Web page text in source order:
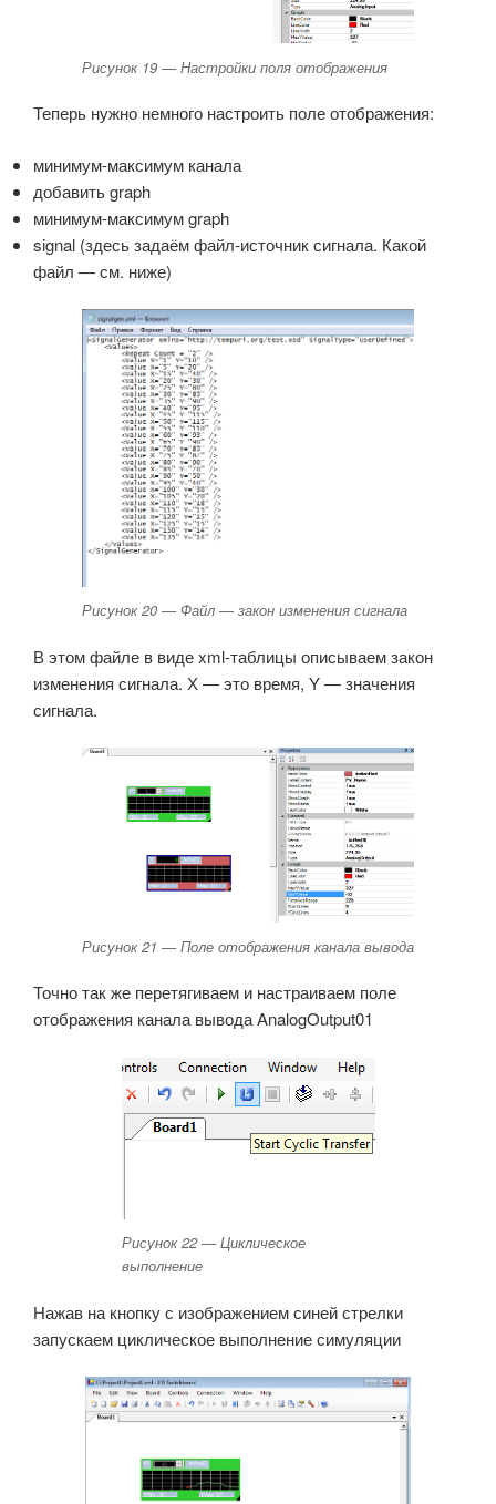
Рисунок 19 — Настройки поля отображения
Теперь нужно немного настроить поле отображения:
минимум-максимум канала
добавить graph
минимум-максимум graph
signal (здесь задаём файл-источник сигнала. Какой
файл — см. ниже)
Рисунок 20 — Файл — закон изменения сигнала
В этом файле в виде xml-таблицы описываем закон
изменения сигнала. Х — это время, Y — значения
сигнала.
Рисунок 21 — Поле отображения канала вывода
Точно так же перетягиваем и настраиваем поле
отображения канала вывода AnalogOutput01
Рисунок 22 — Циклическое
выполнение
Нажав на кнопку с изображением синей стрелки
запускаем циклическое выполнение симуляции